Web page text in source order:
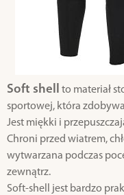
Soft shell to materiał
sportowej, która
Jest miękki i
Chroni przed wiatrem,
wytwarzana podczas
zewnątrz.
Soft-shell jest bardzo